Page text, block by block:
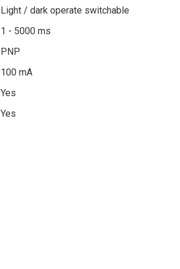
Light / dark operate switchable
1 - 5000 ms
PNP
100 mA
Yes
Yes